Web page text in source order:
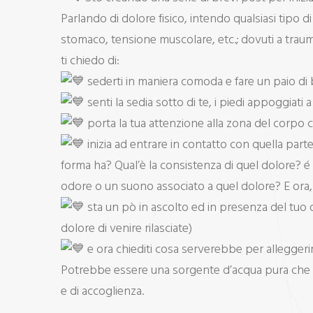
Parlando di dolore fisico, intendo qualsiasi tipo
stomaco, tensione muscolare, etc.; dovuti a
ti chiedo di:
sederti in maniera comoda e fare un paio di
senti la sedia sotto di te, i piedi appoggiati
porta la tua attenzione alla zona del corpo
inizia ad entrare in contatto con quella
forma ha? Qual’è la consistenza di quel dolore?
odore o un suono associato a quel dolore? E
sta un pò in ascolto ed in presenza del
dolore di venire rilasciate)
e ora chiediti cosa serverebbe per
Potrebbe essere una sorgente d’acqua pura
e di accoglienza.